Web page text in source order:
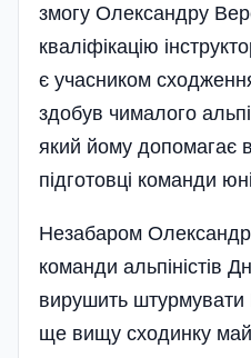
змогу Олександру
кваліфікацію
є учасником
здобув чималого
який йому допомагає в
підготовці команди
Незабаром Олександр
команди альпіністів
вирушить
ще вищу сходинку